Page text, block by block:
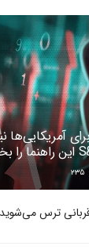
آمریکایی‌ها
۲۳۵
ترس می‌شوید